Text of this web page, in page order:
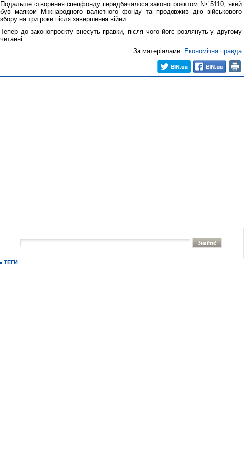
Подальше створення спецфонду передбачалося законопроєктом №15110, який
був маяком Міжнародного валютного фонду та продовжив дію військового
збору на три роки після завершення війни.
Тепер до законопроєкту внесуть правки, після чого його розлянуть у другому
читанні.
За матеріалами: Економічна правда
ТЕГИ